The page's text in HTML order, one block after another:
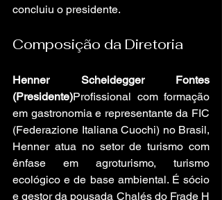
concluiu o presidente.
Composição da Diretoria
Henner Scheidegger Fontes
(Presidente)Profissional com formação
em gastronomia e representante da FIC
(Federazione Italiana Cuochi) no Brasil,
Henner atua no setor de turismo com
ênfase em agroturismo, turismo
ecológico e de base ambiental. É sócio
e gestor da pousada Chalés do Frade H